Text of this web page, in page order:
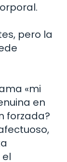
pero la
«mi
en
forzada?